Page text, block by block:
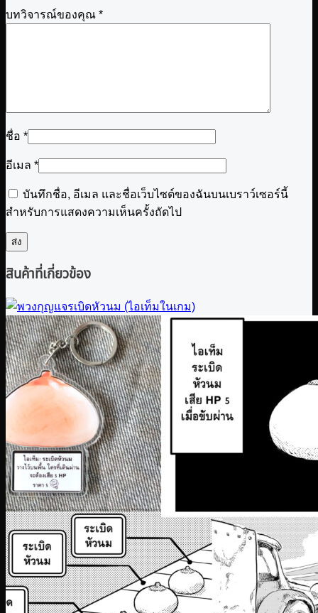
บทวิจารณ์ของคุณ *
ชื่อ *
อีเมล *
บันทึกชื่อ, อีเมล และชื่อเว็บไซต์ของฉันบนเบราว์เซอร์นี้
สำหรับการแสดงความเห็นครั้งถัดไป
สินค้าที่เกี่ยวข้อง